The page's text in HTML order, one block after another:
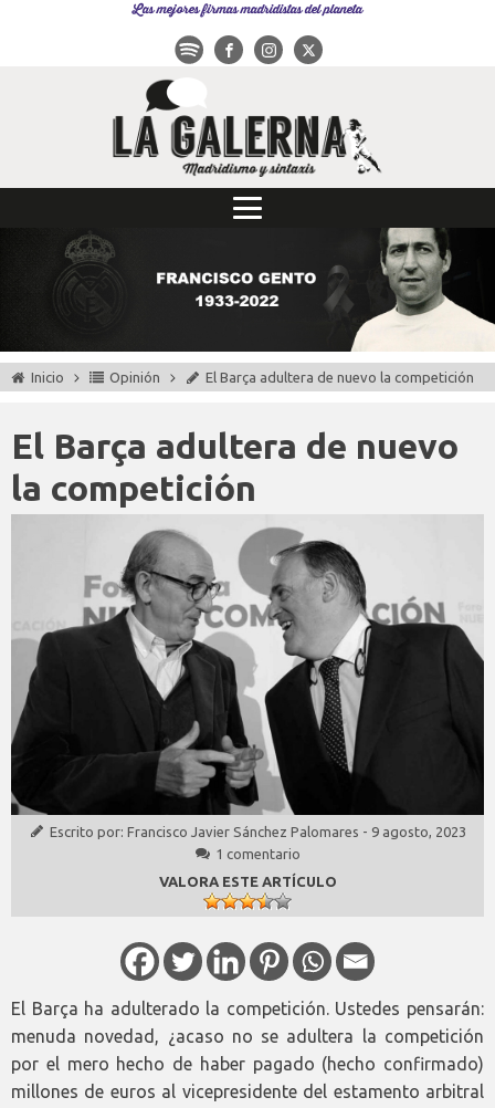
Las mejores firmas madridistas del planeta
Inicio Opinión El Barça adultera de nuevo la competición
El Barça adultera de nuevo
la competición
Escrito por: Francisco Javier Sánchez Palomares - 9 agosto, 2023
1 comentario
VALORA ESTE ARTÍCULO
El Barça ha adulterado la competición. Ustedes pensarán:
menuda novedad, ¿acaso no se adultera la competición
por el mero hecho de haber pagado (hecho confirmado)
millones de euros al vicepresidente del estamento arbitral